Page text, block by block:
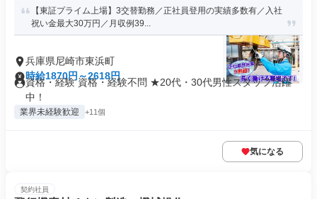
【東証プライム上場】3交替勤務／正社員登用の実績多数有／入社
祝い金最大30万円／月収例39...
兵庫県尼崎市東浜町
時給1870円～2618円
資格・経験 資格・経験不問 ★20代・30代男性スタッフ活躍
中！
業界未経験歓迎 +11個
気になる
契約社員